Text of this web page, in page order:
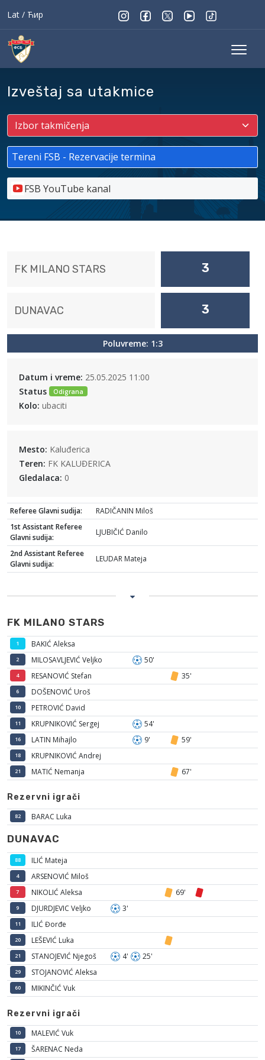
Lat / Ћир
Izveštaj sa utakmice
Tereni FSB - Rezervacije termina
FSB YouTube kanal
FK MILANO STARS 3
DUNAVAC 3
Poluvreme: 1:3
Datum i vreme: 25.05.2025 11:00
Status
Odigrana
Kolo: ubaciti
Mesto: Kaluđerica
Teren: FK KALUĐERICA
Gledalaca: 0
Referee Glavni sudija:
RADIČANIN Miloš
1st Assistant Referee
Glavni sudija:
LJUBIČIĆ Danilo
2nd Assistant Referee
Glavni sudija:
LEUDAR Mateja
FK MILANO STARS
1 BAKIĆ Aleksa
2 MILOSAVLJEVIĆ Veljko 50'
4 RESANOVIĆ Stefan 35'
6 DOŠENOVIĆ Uroš
10 PETROVIĆ David
11 KRUPNIKOVIĆ Sergej 54'
16 LATIN Mihajlo 9' 59'
18 KRUPNIKOVIĆ Andrej
21 MATIĆ Nemanja 67'
Rezervni igrači
82 BARAC Luka
DUNAVAC
88 ILIĆ Mateja
4 ARSENOVIĆ Miloš
7 NIKOLIĆ Aleksa 69'
9 DJURDJEVIC Veljko 3'
11 ILIĆ Đorđe
20 LEŠEVIĆ Luka
21 STANOJEVIĆ Njegoš 4' 25'
29 STOJANOVIĆ Aleksa
60 MIKINČIĆ Vuk
Rezervni igrači
10 MALEVIĆ Vuk
17 ŠARENAC Neda